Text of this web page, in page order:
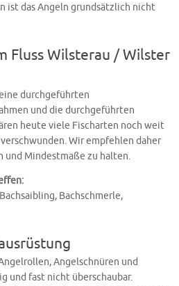
ist das Angeln grundsätzlich nicht
Fluss Wilsterau / Wilster
durchgeführten
und die durchgeführten
heute viele Fischarten noch weit
Wir empfehlen daher
und Mindestmaße zu halten.
Bachschmerle,
Angelschnüren und
und fast nicht überschaubar.